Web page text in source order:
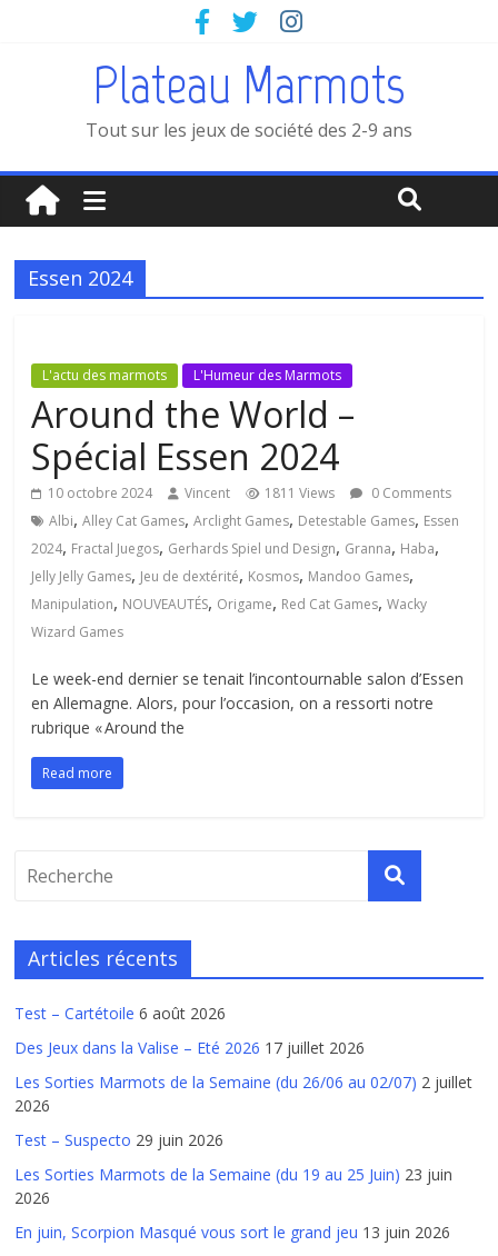
Plateau Marmots
Tout sur les jeux de société des 2-9 ans
Essen 2024
L'actu des marmots L'Humeur des Marmots
Around the World –
Spécial Essen 2024
10 octobre 2024 Vincent 1811 Views
0 Comments
Albi,Alley Cat Games,Arclight Games, Detestable Games, Essen
2024, Fractal Juegos, Gerhards Spiel und Design, Granna, Haba,
Jelly Jelly Games, Jeu de dextérité, Kosmos, Mandoo Games,
Manipulation, NOUVEAUTÉS, Origame, Red Cat Games,Wacky
Wizard Games
Le week-end dernier se tenait l’incontournable salon d’Essen
en Allemagne. Alors, pour l’occasion, on a ressorti notre
rubrique « Around the
Read more
Articles récents
Test – Cartétoile 6 août 2026
Des Jeux dans la Valise – Eté 2026 17 juillet 2026
Les Sorties Marmots de la Semaine (du 26/06 au 02/07) 2 juillet
2026
Test – Suspecto 29 juin 2026
Les Sorties Marmots de la Semaine (du 19 au 25 Juin) 23 juin
2026
En juin, Scorpion Masqué vous sort le grand jeu 13 juin 2026